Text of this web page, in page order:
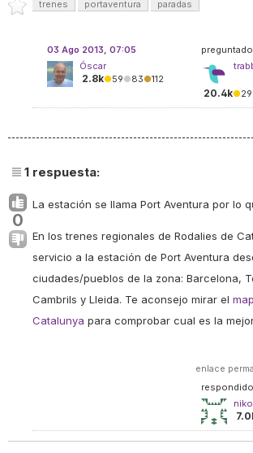
trenes portaventura paradas
preguntado
20.4k●
03 Ago 2013, 07:05
Óscar
2.8k●59●83●112
1 respuesta:
0
La estación se llama Port Aventura por lo
En los trenes regionales de Rodalies de
servicio a la estación de Port Aventura
ciudades/pueblos de la zona: Barcelona,
Cambrils y Lleida. Te aconsejo mirar el
Catalunya para comprobar cual es la
enlace
respondido
niko